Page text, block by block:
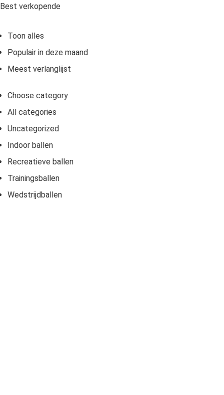
Best verkopende
Toon alles
Populair in deze maand
Meest verlanglijst
Choose category
All categories
Uncategorized
Indoor ballen
Recreatieve ballen
Trainingsballen
Wedstrijdballen